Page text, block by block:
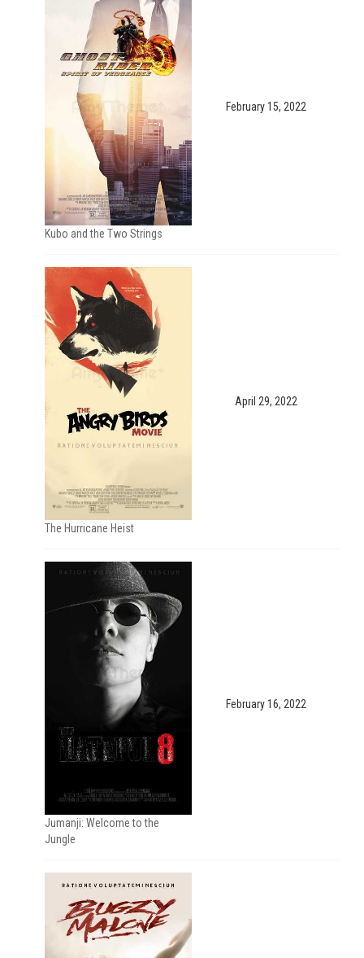
Kubo and the Two Strings
February 15, 2022
The Hurricane Heist
April 29, 2022
Jumanji: Welcome to the
Jungle
February 16, 2022